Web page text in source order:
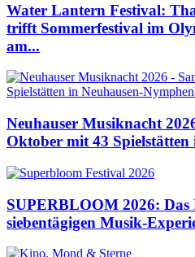
Water Lantern Festival:
trifft Sommerfestival im
am...
Neuhauser Musiknacht
Oktober mit 43 Spielstätten
SUPERBLOOM 2026:
siebentägigen Musik-